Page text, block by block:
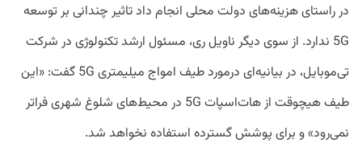
در راستای هزینه‌های دولت محلی انجام داد تاثیر چندانی بر توسعه
5G ندارد. از سوی دیگر ناویل ری، مسئول ارشد تکنولوژی در شرکت
تی‌موبایل، در بیانیه‌ای درمورد طیف امواج میلیمتری 5G گفت: «این
طیف هیچوقت از هات‌اسپات 5G در محیط‌های شلوغ شهری فراتر
نمی‌رود» و برای پوشش گسترده استفاده نخواهد شد.